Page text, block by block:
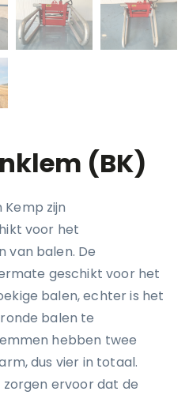
(BK)
zijn
voor het
balen. De
geschikt voor het
balen, echter is het
balen te
hebben twee
dus vier in totaal.
zorgen ervoor dat de